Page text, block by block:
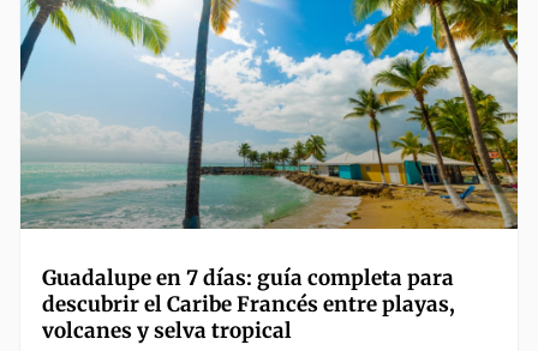
Guadalupe en 7 días: guía completa para
descubrir el Caribe Francés entre playas,
volcanes y selva tropical